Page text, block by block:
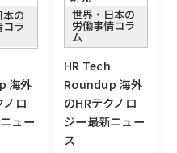
本の
コラ
海外
ノロ
ュー
世界・日本の
労働事情コラ
ム
HR Tech
Roundup 海外
のHRテクノロ
ジー最新ニュー
ス